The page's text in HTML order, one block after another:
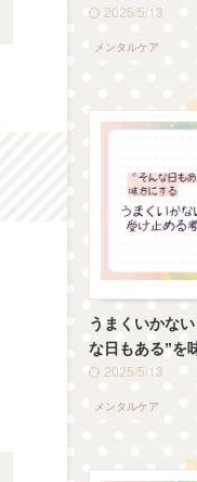
2025/5/13
メンタルケア
うまくいかな
な日もある”を
2025/5/13
メンタルケア